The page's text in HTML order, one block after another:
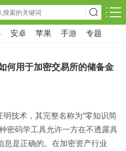
安卓 苹果 手游 专题
何用于加密交易所的储备金
技术，其完整名称为“零知识简
密码学工具允许一方在不透露具
息是正确的。在加密资产行业